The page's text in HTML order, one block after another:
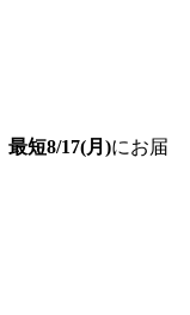
最短8/17(月)にお届